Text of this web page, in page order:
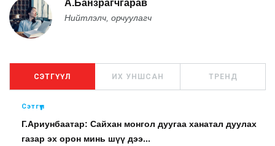
А.Банзрагчгарав
Нийтлэлч, орчуулагч
СЭТГҮҮЛ ИХ УНШСАН ТРЕНД
Сэтгүүл
Г.Ариунбаатар: Сайхан монгол дуугаа ханатал дуулах
газар эх орон минь шүү дээ...